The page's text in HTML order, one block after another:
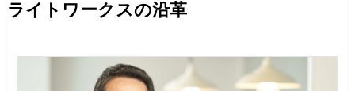
ライトワークスの沿革